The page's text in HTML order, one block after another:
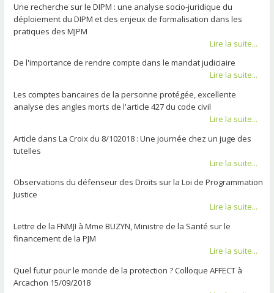
Une recherche sur le DIPM : une analyse socio-juridique du
déploiement du DIPM et des enjeux de formalisation dans les
pratiques des MJPM
Lire la suite...
De l'importance de rendre compte dans le mandat judiciaire
Lire la suite...
Les comptes bancaires de la personne protégée, excellente
analyse des angles morts de l'article 427 du code civil
Lire la suite...
Article dans La Croix du 8/102018 : Une journée chez un juge des
tutelles
Lire la suite...
Observations du défenseur des Droits sur la Loi de Programmation
Justice
Lire la suite...
Lettre de la FNMJI à Mme BUZYN, Ministre de la Santé sur le
financement de la PJM
Lire la suite...
Quel futur pour le monde de la protection ? Colloque AFFECT à
Arcachon 15/09/2018